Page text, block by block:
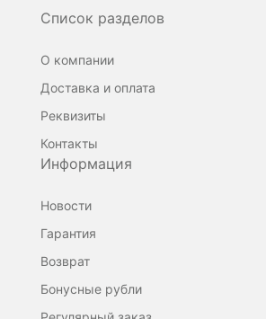
Список разделов
О компании
Доставка и оплата
Реквизиты
Контакты
Информация
Новости
Гарантия
Возврат
Бонусные рубли